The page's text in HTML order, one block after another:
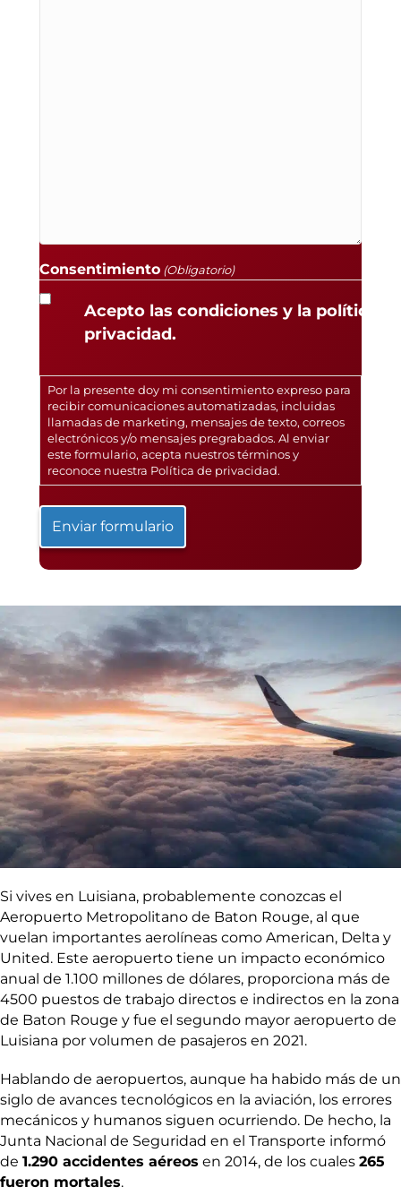
Consentimiento (Obligatorio)
Acepto las condiciones y la política
privacidad.
Por la presente doy mi consentimiento expreso para
recibir comunicaciones automatizadas, incluidas
llamadas de marketing, mensajes de texto, correos
electrónicos y/o mensajes pregrabados. Al enviar
este formulario, acepta nuestros términos y
reconoce nuestra Política de privacidad.
Si vives en Luisiana, probablemente conozcas el
Aeropuerto Metropolitano de Baton Rouge, al que
vuelan importantes aerolíneas como American, Delta y
United. Este aeropuerto tiene un impacto económico
anual de 1.100 millones de dólares, proporciona más de
4500 puestos de trabajo directos e indirectos en la zona
de Baton Rouge y fue el segundo mayor aeropuerto de
Luisiana por volumen de pasajeros en 2021.
Hablando de aeropuertos, aunque ha habido más de un
siglo de avances tecnológicos en la aviación, los errores
mecánicos y humanos siguen ocurriendo. De hecho, la
Junta Nacional de Seguridad en el Transporte informó
de 1.290 accidentes aéreos en 2014, de los cuales 265
fueron mortales.